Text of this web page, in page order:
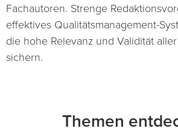
Fachautoren. Strenge
effektives Qualitätsmanagement-
die hohe Relevanz und Validität
sichern.
Themen